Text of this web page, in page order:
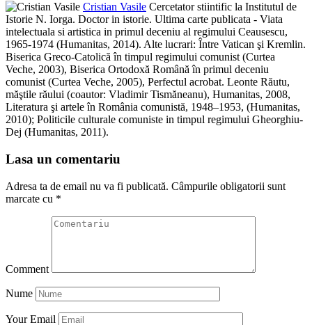
Cristian Vasile Cercetator stiintific la Institutul de
Istorie N. Iorga. Doctor in istorie. Ultima carte publicata - Viata
intelectuala si artistica in primul deceniu al regimului Ceausescu,
1965-1974 (Humanitas, 2014). Alte lucrari: Între Vatican şi Kremlin.
Biserica Greco-Catolică în timpul regimului comunist (Curtea
Veche, 2003), Biserica Ortodoxă Română în primul deceniu
comunist (Curtea Veche, 2005), Perfectul acrobat. Leonte Răutu,
măştile răului (coautor: Vladimir Tismăneanu), Humanitas, 2008,
Literatura şi artele în România comunistă, 1948–1953, (Humanitas,
2010); Politicile culturale comuniste in timpul regimului Gheorghiu-
Dej (Humanitas, 2011).
Lasa un comentariu
Adresa ta de email nu va fi publicată. Câmpurile obligatorii sunt
marcate cu *
Comment
Nume
Your Email